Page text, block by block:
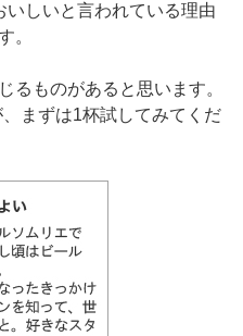
いしいと言われている理由
。
るものがあると思います。
まずは1杯試してみてくだ